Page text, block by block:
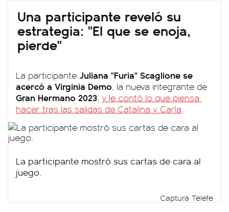
Una participante reveló su
estrategia: "El que se enoja,
pierde"
La participante Juliana "Furia" Scaglione se
acercó a Virginia Demo
Gran Hermano 2023, y le contó lo que piensa
hacer tras las salidas de Catalina y Carla.
La participante mostró sus cartas de cara al
juego.
Captura Telefe